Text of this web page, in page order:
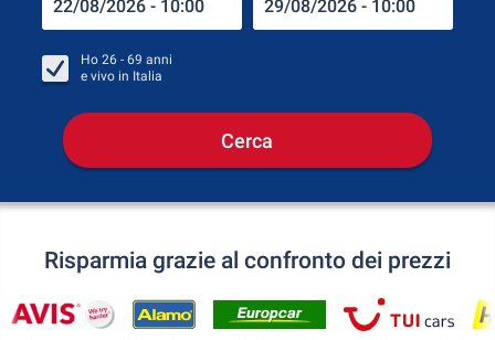
Ho 26 - 69 anni
e vivo in Italia
Cerca
Risparmia grazie al confronto dei prezzi